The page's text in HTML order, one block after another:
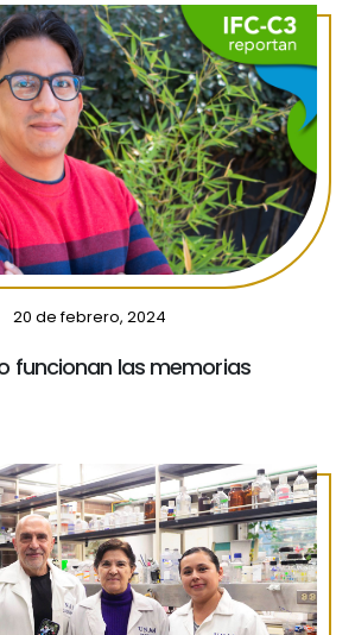
20 de febrero, 2024
funcionan las memorias